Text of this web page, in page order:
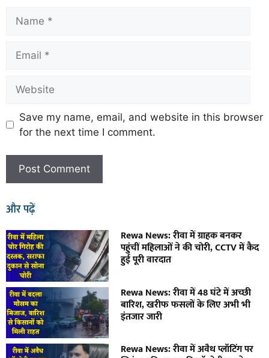
Save my name, email, and website in this browser
for the next time I comment.
और पढ़ें
Rewa News: रीवा में ग्राहक बनकर
पहुंचीं महिलाओं ने की चोरी, CCTV में कैद
हुई पूरी वारदात
Rewa News: रीवा में 48 घंटे में अच्छी
बारिश, खरीफ फसलों के लिए अभी भी
इंतजार जारी
Rewa News: रीवा में अवैध प्लॉटिंग पर